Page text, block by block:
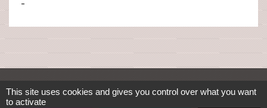
Contacts
This site uses cookies and gives you control over what you want
to activate